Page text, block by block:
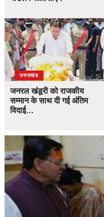
उत्तराखंड
जनरल खंडूरी को राजकीय
सम्मान के साथ दी गई अंतिम
विदाई…